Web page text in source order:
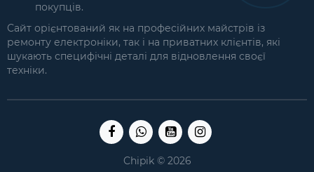
покупців.
Сайт орієнтований як на професійних майстрів із
ремонту електроніки, так і на приватних клієнтів, які
шукають специфічні деталі для відновлення своєї
техніки.
Chipik © 2026